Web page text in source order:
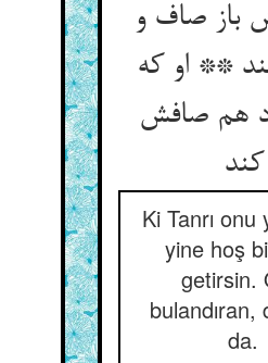
باز صاف و
** او که
هم صافش
کند
Ki Tanrı onu
yine hoş
getirsin.
bulandıran,
da.